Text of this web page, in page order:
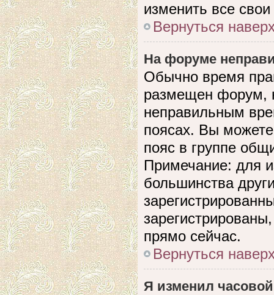
изменить все свои
Вернуться
На форуме
Обычно время
размещен форум,
неправильным
поясах. Вы
пояс в группе
Примечание: для
большинства
прямо сейчас.
Вернуться
Я изменил